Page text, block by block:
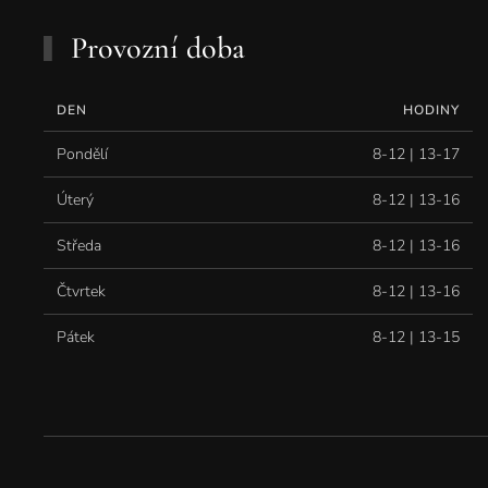
Provozní doba
DEN HODINY
Pondělí 8-12 | 13-17
Úterý 8-12 | 13-16
Středa 8-12 | 13-16
Čtvrtek 8-12 | 13-16
Pátek 8-12 | 13-15